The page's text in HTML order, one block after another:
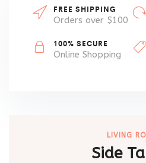
FREE SHIPPING
Orders over $100
100% SECURE
Online Shopping
LIVING
Side